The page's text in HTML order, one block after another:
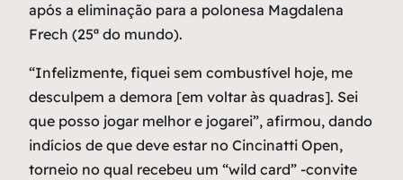
após a eliminação para a polonesa Magdalena
Frech (25ª do mundo).
“Infelizmente, fiquei sem combustível hoje, me
desculpem a demora [em voltar às quadras]. Sei
que posso jogar melhor e jogarei”, afirmou, dando
indícios de que deve estar no Cincinatti Open,
torneio no qual recebeu um “wild card” -convite